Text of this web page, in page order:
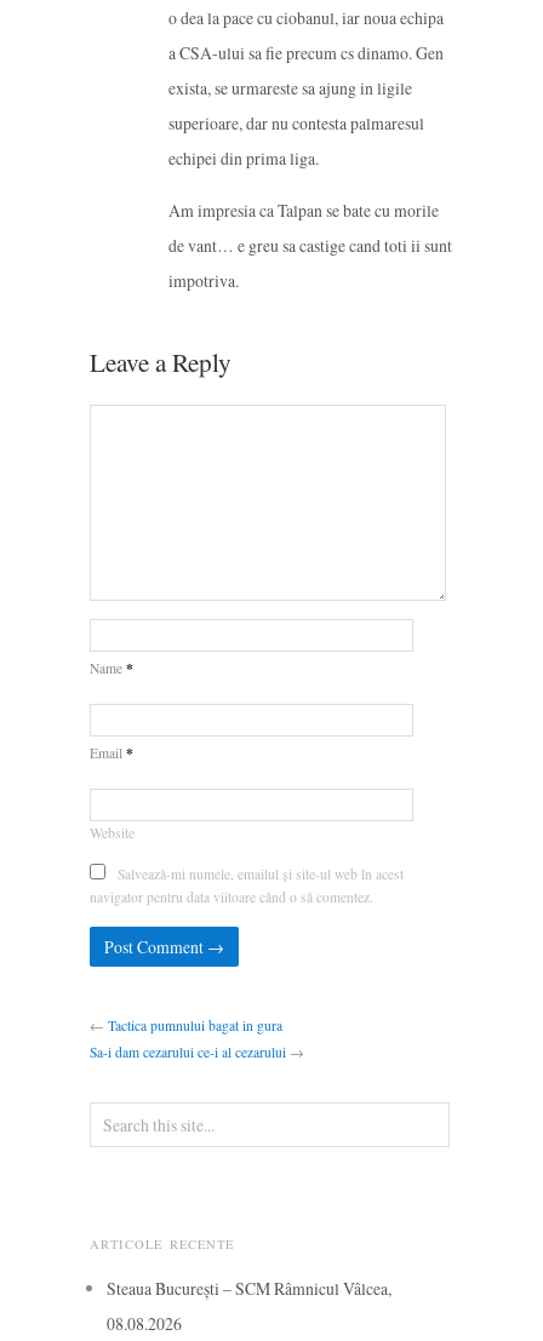
o dea la pace cu ciobanul, iar noua echipa
a CSA-ului sa fie precum cs dinamo. Gen
exista, se urmareste sa ajung in ligile
superioare, dar nu contesta palmaresul
echipei din prima liga.
Am impresia ca Talpan se bate cu morile
de vant… e greu sa castige cand toti ii sunt
impotriva.
Leave a Reply
Name *
Email *
Website
Salvează-mi numele, emailul și site-ul web în acest
navigator pentru data viitoare când o să comentez.
← Tactica pumnului bagat in gura
Sa-i dam cezarului ce-i al cezarului →
ARTICOLE RECENTE
Steaua București – SCM Râmnicul Vâlcea,
08.08.2026